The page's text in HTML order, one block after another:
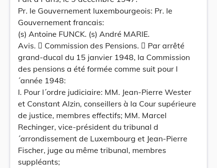
Pr. le Gouvernement luxembourgeois: Pr. le
Gouvernement francais:
(s) Antoine FUNCK. (s) André MARIE.
Avis.  Commission des Pensions.  Par arrêté
grand-ducal du 15 janvier 1948, la Commission
des pensions a été formée comme suit pour l
´année 1948:
I. Pour l´ordre judiciaire: MM. Jean-Pierre Wester
et Constant Alzin, conseillers à la Cour supérieure
de justice, membres effectifs; MM. Marcel
Rechinger, vice-président du tribunal d
´arrondissement de Luxembourg et Jean-Pierre
Fischer, juge au même tribunal, membres
suppléants;